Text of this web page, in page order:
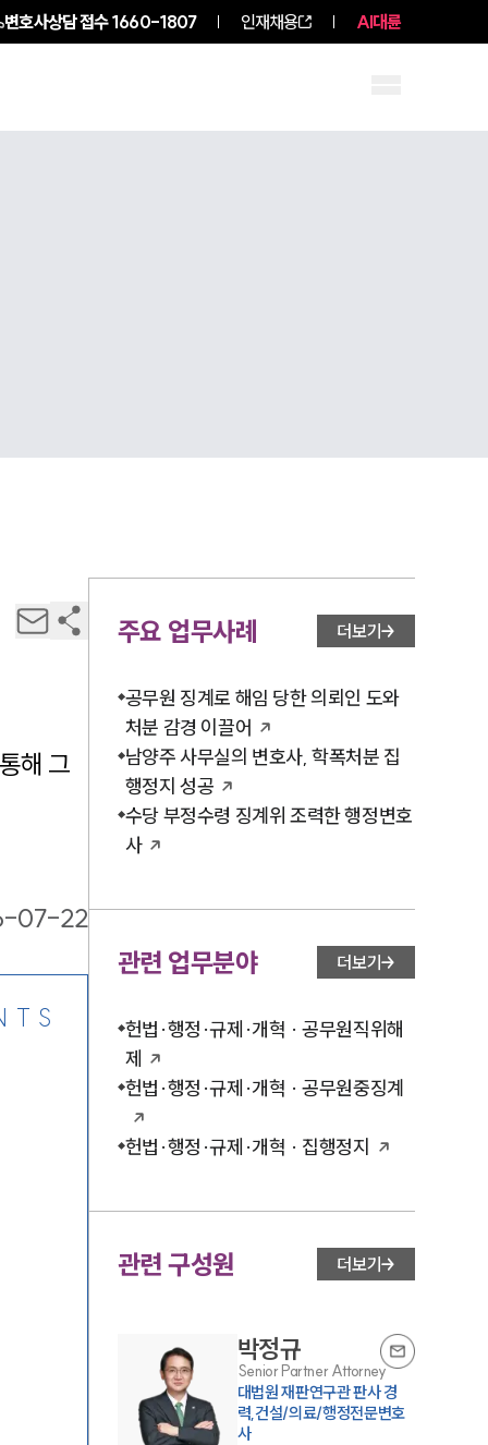
변호사상담 접수1660-1807 인재채용 AI대륜
해 그
07-22
주요 업무사례 더보기
공무원 징계로 해임 당한 의뢰인 도와
처분 감경 이끌어
남양주 사무실의 변호사, 학폭처분 집
행정지 성공
수당 부정수령 징계위 조력한 행정변호
사
관련 업무분야 더보기
헌법·행정·규제·개혁 · 공무원직위해
제
헌법·행정·규제·개혁 · 공무원중징계
헌법·행정·규제·개혁 · 집행정지
관련 구성원 더보기
박정규
Senior Partner Attorney
대법원 재판연구관 판사 경
력,건설/의료/행정전문변호
사